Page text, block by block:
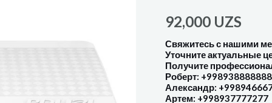
92,000 UZS
Свяжитесь с нашими
Уточните актуальные
Получите
Роберт: +998938888888
Александр:
Артем: +998937777277